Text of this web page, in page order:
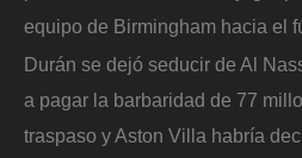
equipo de Birmingham hacia el
Durán se dejó seducir de Al
a pagar la barbaridad de 77
traspaso y Aston Villa habría